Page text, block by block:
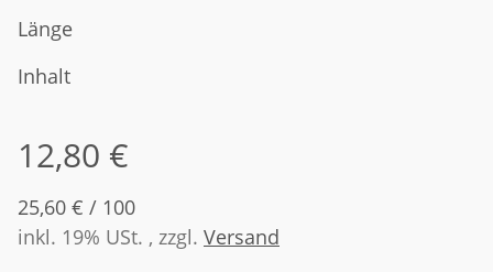
Länge
Inhalt
12,80 €
25,60 € / 100
inkl. 19% USt. , zzgl. Versand